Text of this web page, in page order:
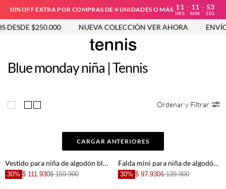
10%OFF EXTRA POR COMPRAS DE 4 UNIDADES O MÁS 11
HRS
: 11
MIN
: 53
SEG
$250.000 NUEVA COLECCIÓN VER AHORA ENVÍO
Blue monday niña | Tennis
Ordenar y Filtrar
CARGAR ANTERIORES
Vestido para niña de algodón blanco corte corto con bordado de palmeras
30% $ 111.930$ 159.900
Falda mini para niña de algodón azul lavado fit recto con cruce y botones metálicos
30% $ 97.930$ 139.900